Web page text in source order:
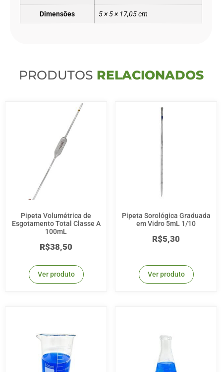
Dimensões 5 × 5 × 17,05 cm
PRODUTOS RELACIONADOS
Pipeta Volumétrica de
Esgotamento Total Classe A
100mL
R$38,50
Ver produto
Pipeta Sorológica Graduada
em Vidro 5mL 1/10
R$5,30
Ver produto